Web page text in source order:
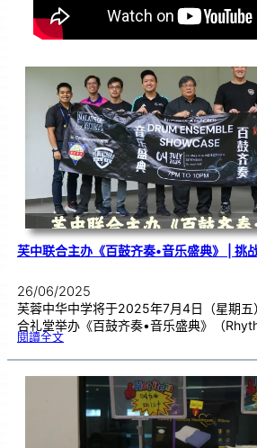
芙中联合主办《百鼓齐奏•音乐盛典》 | 挑
26/06/2025
芙蓉中华中学将于2025年7月4日（星期五
合礼堂举办《百鼓齐奏•音乐盛典》（
閱讀全文:芙
合
办
《